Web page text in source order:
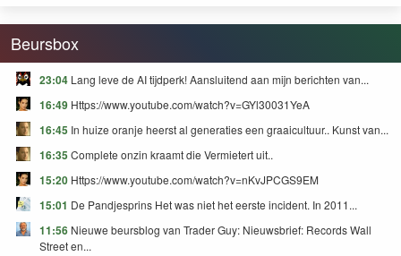
Beursbox
23:04 Lang leve de AI tijdperk! Aansluitend aan mijn berichten van...
16:49 Https://www.youtube.com/watch?v=GYl30031YeA
16:45 In huize oranje heerst al generaties een graaicultuur.. Kunst van...
16:35 Complete onzin kraamt die Vermietert uit..
15:20 Https://www.youtube.com/watch?v=nKvJPCGS9EM
15:01 De Pandjesprins Het was niet het eerste incident. In 2011...
11:56 Nieuwe beursblog van Trader Guy: Nieuwsbrief: Records Wall
Street en...